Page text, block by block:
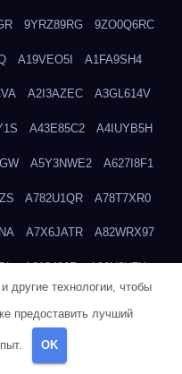
9YRZ89RG 9ZO0Q6RC
A19VEO5I A1FA9SH4
A2I3AZEC A3GL614V
A43E85C2 A4IUYB5H
A5Y3NWE2 A627I8F1
A782U1QR A78T7XR0
A7X6JATR A82WRX97
A913466R A96H0U7X
другие технологии, чтобы
предоставить лучший
OK